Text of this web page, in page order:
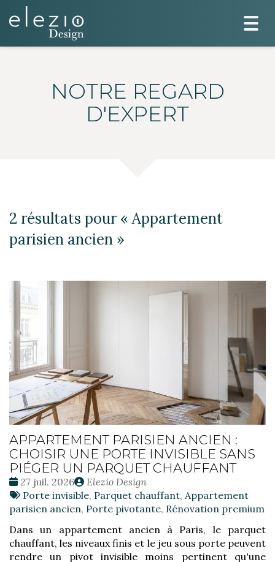
NOTRE REGARD
D'EXPERT
2 résultats pour «Appartement
parisien ancien »
APPARTEMENT PARISIEN ANCIEN :
CHOISIR UNE PORTE INVISIBLE SANS
PIÉGER UN PARQUET CHAUFFANT
Date
:
27 juil. 2026
Publié
par
Elezio Design
Tags
:
Porte invisible, Parquet chauffant, Appartement
parisien ancien, Porte pivotante, Rénovation premium
Dans un appartement ancien à Paris, le parquet
chauffant, les niveaux finis et le jeu sous porte peuvent
rendre un pivot invisible moins pertinent qu'une